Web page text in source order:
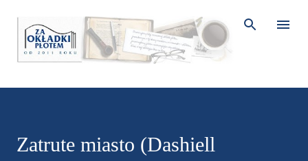
Przejdź do głównej zawartości
Zatrute miasto (Dashiell